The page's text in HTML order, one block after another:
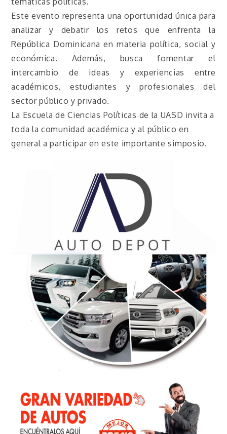
Este evento representa una oportunidad única para
analizar y debatir los retos que enfrenta la
República Dominicana en materia política, social y
económica. Además, busca fomentar el
intercambio de ideas y experiencias entre
académicos, estudiantes y profesionales del
sector público y privado.
La Escuela de Ciencias Políticas de la UASD invita a
toda la comunidad académica y al público en
general a participar en este importante simposio.